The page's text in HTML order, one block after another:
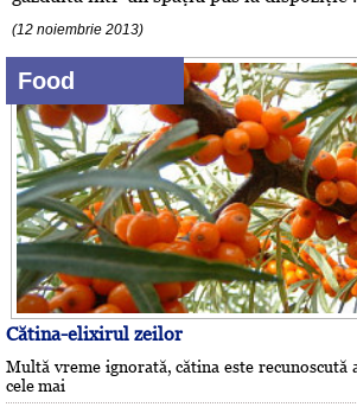
(12 noiembrie 2013)
Food
Cătina-elixirul zeilor
Multă vreme ignorată, cătina este
cele mai